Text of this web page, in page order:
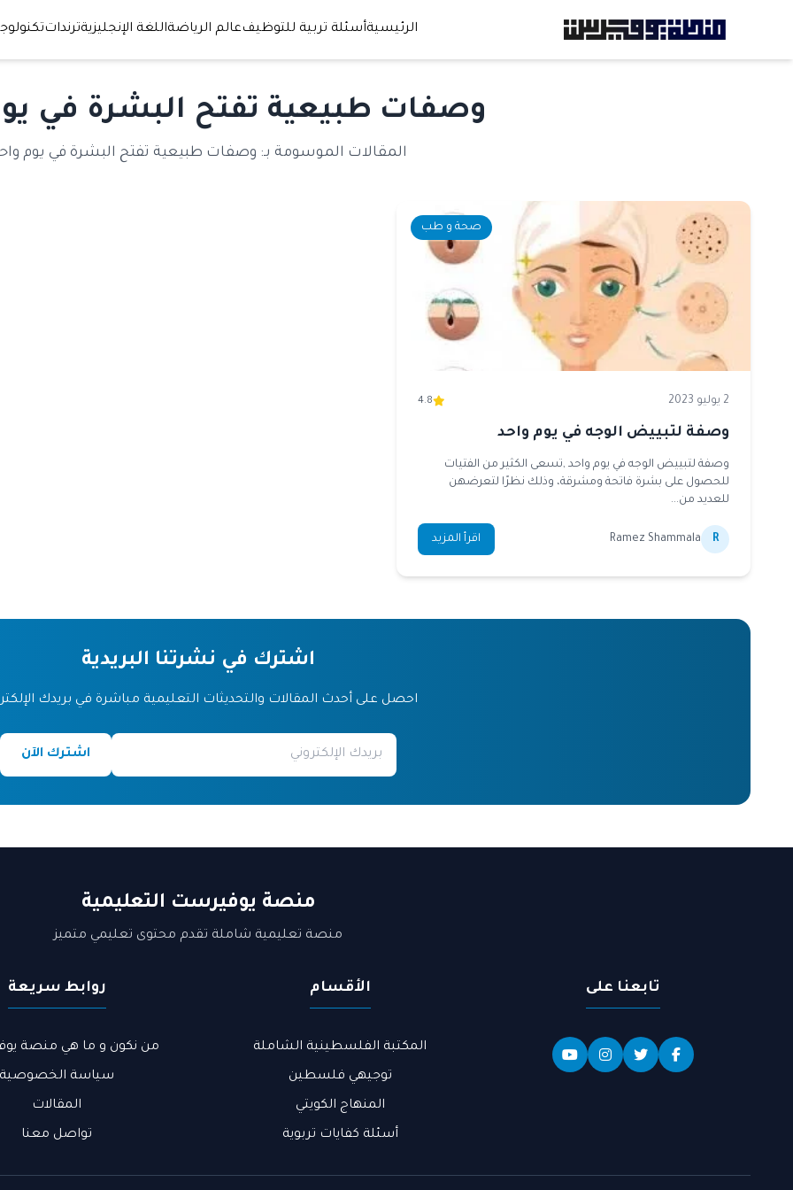
الرئيسيةأسئلة تربية للتوظيفعالم الرياضةاللغة الإنجليزيةترندات
وصفات طبيعية تفتح البشرة في
المقالات الموسومة بـ: وصفات طبيعية تفتح البشرة في يوم
صحة و طب
2 يوليو 2023 4.8
وصفة لتبييض الوجه في يوم واحد
وصفة لتبييض الوجه في يوم واحد ,تسعى الكثير من الفتيات
للحصول على بشرة فاتحة ومشرقة، وذلك نظرًا لتعرضهن
للعديد من...
R
Ramez Shammala اقرأ المزيد
اشترك في نشرتنا البريدية
احصل على أحدث المقالات والتحديثات التعليمية مباشرة في بريدك
اشترك الآن
منصة يوفيرست التعليمية
منصة تعليمية شاملة تقدم محتوى تعليمي متميز
تابعنا على الأقسام
المكتبة الفلسطينية الشاملة
توجيهي فلسطين
المنهاج الكويتي
أسئلة كفايات تربوية
روابط سريعة
من نكون و ما هي منصة
سياسة الخصوصية
المقالات
تواصل معنا